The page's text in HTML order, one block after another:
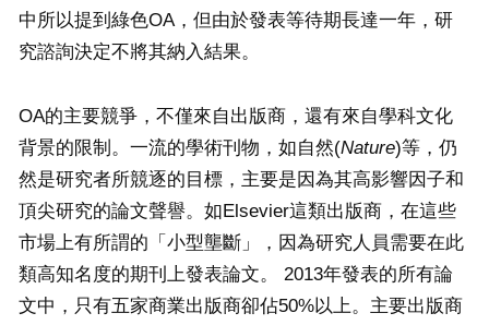
中所以提到綠色OA，但由於發表等待期長達一年，研
究諮詢決定不將其納入結果。
OA的主要競爭，不僅來自出版商，還有來自學科文化
背景的限制。一流的學術刊物，如自然(Nature)等，仍
然是研究者所競逐的目標，主要是因為其高影響因子和
頂尖研究的論文聲譽。如Elsevier這類出版商，在這些
市場上有所謂的「小型壟斷」，因為研究人員需要在此
類高知名度的期刊上發表論文。 2013年發表的所有論
文中，只有五家商業出版商卻佔50%以上。主要出版商